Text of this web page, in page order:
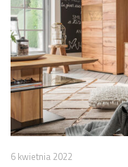
6 kwietnia 2022